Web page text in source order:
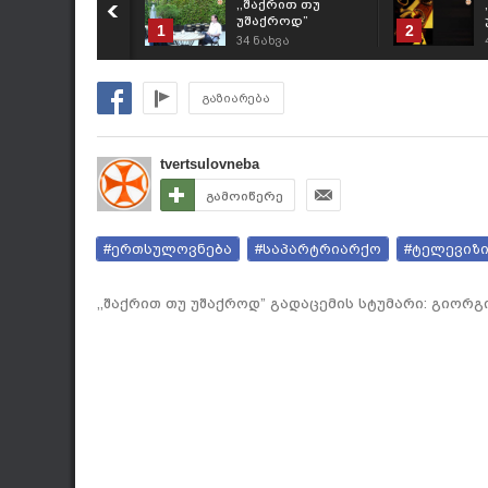
1
,,შაქრით თუ
უშაქროდ”
გადაცემის სტუმარი:
34 ნახვა
2
გაზიარება
tvertsulovneba
გამოიწერე
#ერთსულოვნება #საპარტრიარქო
,,შაქრით თუ უშაქროდ” გადაცემის სტუმარი: